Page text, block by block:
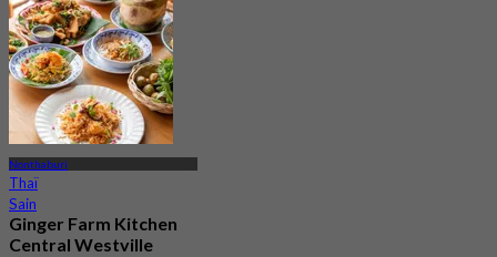
Nonthaburi
Thaï
Sain
Ginger Farm Kitchen
Central Westville